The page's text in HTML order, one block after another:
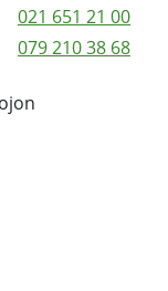
021 651 21 00
079 210 38 68